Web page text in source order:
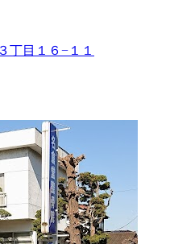
丁目１６−１１